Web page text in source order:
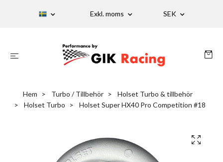
Exkl. moms SEK
Hem Turbo / Tillbehör
Holset Turbo & tillbehör
Holset Turbo
Holset Super HX40 Pro Competition #18